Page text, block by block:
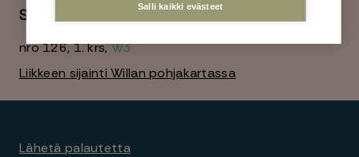
Salli kaikki evästeet
Sijainti
nro 126,1. krs,W3
Liikkeen sijainti Willan pohjakartassa
Lähetä palautetta